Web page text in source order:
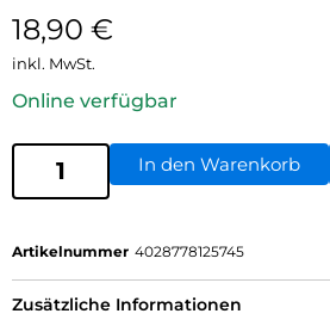
18,90 €
inkl. MwSt.
Online verfügbar
In den Warenkorb
Artikelnummer 4028778125745
Zusätzliche Informationen